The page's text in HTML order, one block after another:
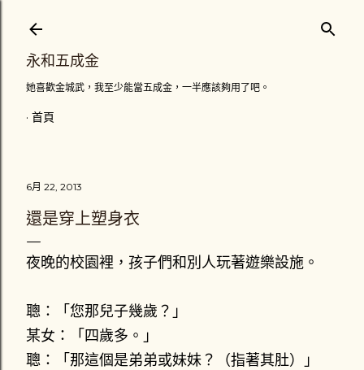
永和五成金
她喜歡金城武，我至少能當五成金，一半應該夠用了吧。
首頁
6月 22, 2013
還是穿上塑身衣
夜晚的校園裡，孩子們和別人玩著遊樂設施。
聰：「您那兒子幾歲？」
某女：「四歲多。」
聰：「那這個是弟弟或妹妹？（指著其肚）」